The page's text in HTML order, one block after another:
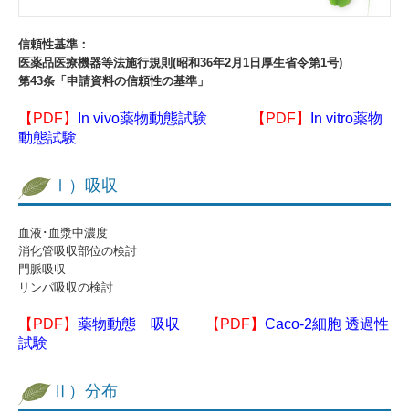
総合創薬支援サービス
試験施設概要
試験の実施基準
施設・使用機器
会社案内
概要
つくば研究所
信頼性基準：
医薬品医療機器等法施行規則(昭和36年2月1日厚生省令第1号)
第43条「申請資料の信頼性の基準」
【PDF】 In vivo薬物動態試験 【PDF】
In vitro薬物
動態試験
Ⅰ）吸収
血液･血漿中濃度
消化管吸収部位の検討
門脈吸収
リンパ吸収の検討
【 PDF】 薬物動態 吸収 【PDF】 Caco-2細胞 透過性
試験
Ⅱ）分布